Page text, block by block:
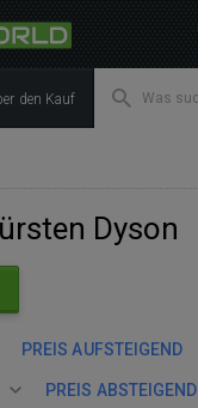
den Kauf
Dyson
PREIS AUFSTEIGEND
PREIS ABSTEIGEND